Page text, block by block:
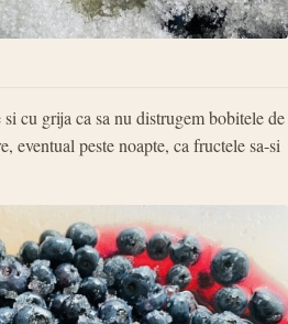
cu grija ca sa nu distrugem bobitele de
eventual peste noapte, ca fructele sa-si